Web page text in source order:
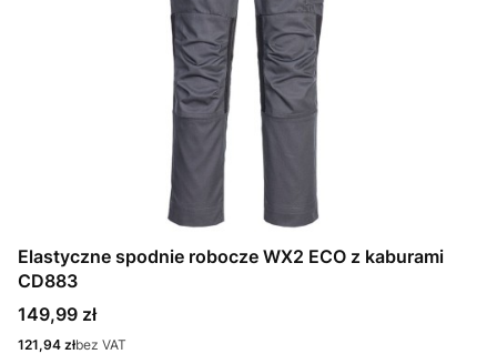
Elastyczne spodnie robocze WX2 ECO z kaburami
CD883
Cena
149,99 zł
Cena
121,94 złbez VAT